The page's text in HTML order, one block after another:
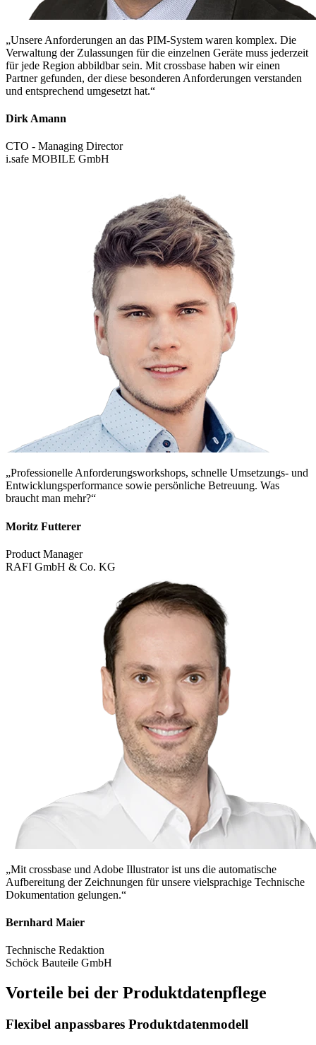
„Unsere Anforderungen an das PIM-System waren komplex. Die
Verwaltung der Zulassungen für die einzelnen Geräte muss jederzeit
für jede Region abbildbar sein. Mit crossbase haben wir einen
Partner gefunden, der diese besonderen Anforderungen verstanden
und entsprechend umgesetzt hat.“
Dirk Amann
CTO - Managing Director
i.safe MOBILE GmbH
„Professionelle Anforderungsworkshops, schnelle Umsetzungs- und
Entwicklungsperformance sowie persönliche Betreuung. Was
braucht man mehr?“
Moritz Futterer
Product Manager
RAFI GmbH & Co. KG
„Mit crossbase und Adobe Illustrator ist uns die automatische
Aufbereitung der Zeichnungen für unsere vielsprachige Technische
Dokumentation gelungen.“
Bernhard Maier
Technische Redaktion
Schöck Bauteile GmbH
Vorteile bei der Produktdatenpflege
Flexibel anpassbares Produktdatenmodell